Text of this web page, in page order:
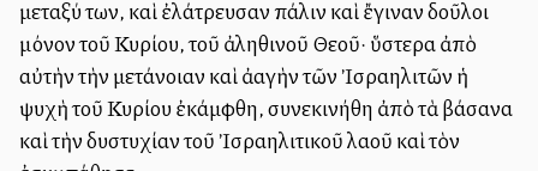
μεταξύ των, καὶ ἐλάτρευσαν πάλιν καὶ ἔγιναν δοῦλοι
μόνον τοῦ Κυρίου, τοῦ ἀληθινοῦ Θεοῦ· ὕστερα ἀπὸ
αὐτὴν τὴν μετάνοιαν καὶ ἀλλαγὴν τῶν Ἰσραηλιτῶν ἡ
ψυχὴ τοῦ Κυρίου ἐκάμφθη, συνεκινήθη ἀπὸ τὰ βάσανα
καὶ τὴν δυστυχίαν τοῦ Ἰσραηλιτικοῦ λαοῦ καὶ τὸν